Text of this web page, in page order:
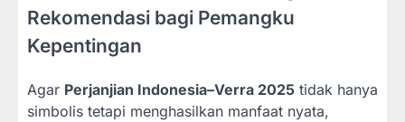
Rekomendasi bagi Pemangku
Kepentingan
Agar Perjanjian Indonesia–Verra 2025 tidak hanya
simbolis tetapi menghasilkan manfaat nyata,